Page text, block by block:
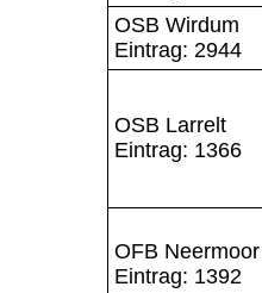
OSB Wirdum
Eintrag: 2944
OSB Larrelt
Eintrag: 1366
OFB Neermoor
Eintrag: 1392